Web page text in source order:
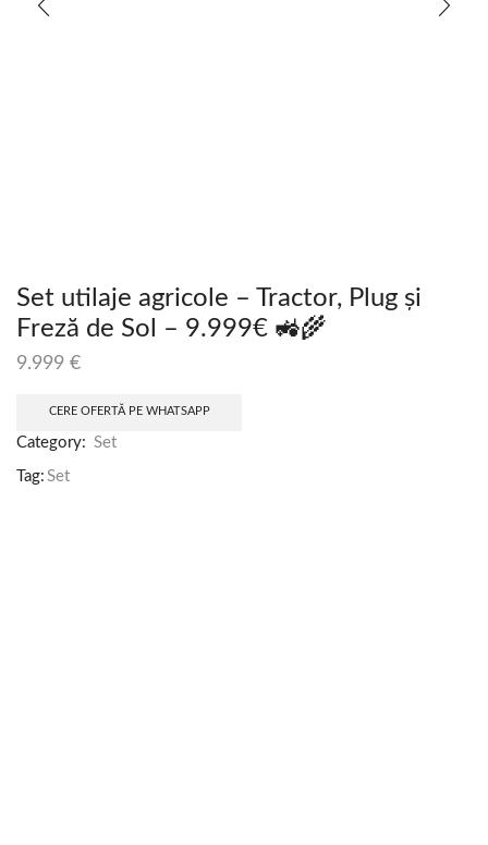
Set utilaje agricole – Tractor, Plug și
Freză de Sol – 9.999€ 🚜🌾
9.999 €
CERE OFERTĂ PE WHATSAPP
Category: Set
Tag: Set